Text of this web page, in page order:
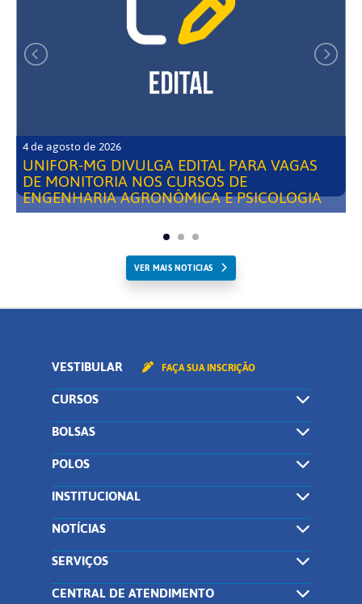
4 de agosto de 2026
UNIFOR-MG DIVULGA EDITAL PARA VAGAS
DE MONITORIA NOS CURSOS DE
ENGENHARIA AGRONÔMICA E PSICOLOGIA
VER MAIS NOTICIAS
VESTIBULAR FAÇA SUA INSCRIÇÃO
CURSOS
BOLSAS
POLOS
INSTITUCIONAL
NOTÍCIAS
SERVIÇOS
CENTRAL DE ATENDIMENTO